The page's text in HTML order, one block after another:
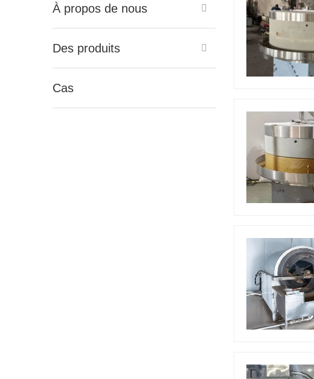
À propos de nous
Des produits
Cas